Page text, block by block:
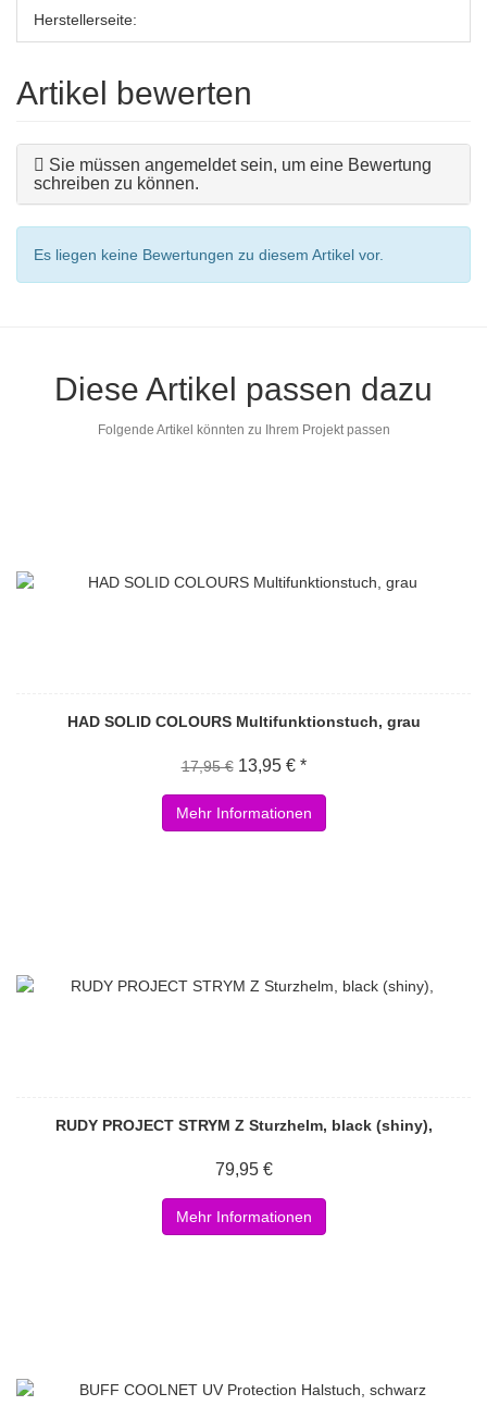
Herstellerseite:
Artikel bewerten
Sie müssen angemeldet sein, um eine Bewertung
schreiben zu können.
Es liegen keine Bewertungen zu diesem Artikel vor.
Diese Artikel passen dazu
Folgende Artikel könnten zu Ihrem Projekt passen
HAD SOLID COLOURS Multifunktionstuch, grau
17,95 € 13,95 € *
Mehr Informationen
RUDY PROJECT STRYM Z Sturzhelm, black (shiny),
79,95 €
Mehr Informationen